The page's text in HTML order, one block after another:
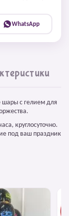
WhatsApp
с гелием для
круглосуточно.
под ваш праздник